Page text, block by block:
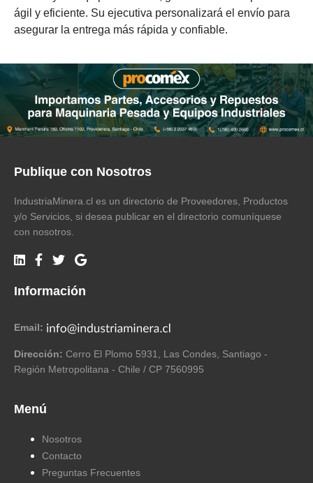
ágil y eficiente. Su ejecutiva personalizará el envío para
asegurar la entrega más rápida y confiable.
Publique con Nosotros
IndustriaMinera.cl es un directorio de Proveedores, Productos
y/o Servicios, si desea publicar en el directorio comuníquese
con nosotros.
Información
Email:
Dirección: Cerro El Plomo 5931, Las Condes, Santiago -
Región Metropolitana - Chile / CP 7560995
Menú
Nosotros
Contacto
Preguntas Frecuentes